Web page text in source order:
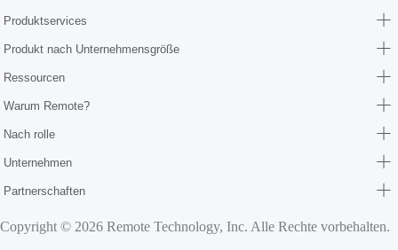
Produktservices
Produkt nach Unternehmensgröße
Ressourcen
Warum Remote?
Nach rolle
Unternehmen
Partnerschaften
Copyright © 2026 Remote Technology, Inc. Alle Rechte vorbehalten.